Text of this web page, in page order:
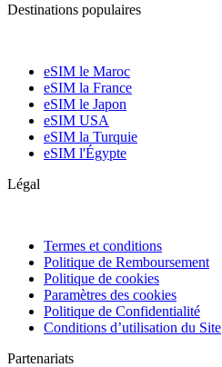
Destinations populaires
eSIM le Maroc
eSIM la France
eSIM le Japon
eSIM USA
eSIM la Turquie
eSIM l'Égypte
Légal
Termes et conditions
Politique de Remboursement
Politique de cookies
Paramètres des cookies
Politique de Confidentialité
Conditions d’utilisation du Site
Partenariats